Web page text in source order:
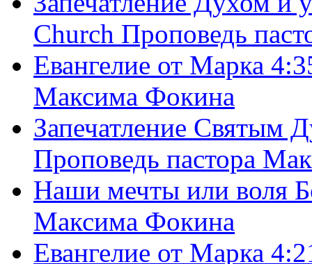
Church Проповедь
Евангелие от Марка
Максима Фокина
Запечатление Святым
Проповедь пастора
Наши мечты или воля
Максима Фокина
Евангелие от Марка